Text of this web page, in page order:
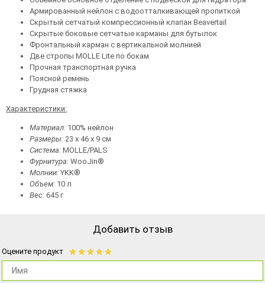
Армированный нейлон с водоотталкивающей пропиткой
Скрытый сетчатый компрессионный клапан Beavertail
Скрытые боковые сетчатые карманы для бутылок
Фронтальный карман с вертикальной молнией
Две стропы MOLLE Lite по бокам
Прочная транспортная ручка
Поясной ремень
Грудная стяжка
Характеристики:
Материал: 100% нейлон
Размеры: 23 х 46 х 9 см
Система: MOLLE/PALS
Фурнитура: WooJin®
Молнии: YKK®
Объем: 10 л
Вес: 645 г
Добавить отзыв
Оцените продукт